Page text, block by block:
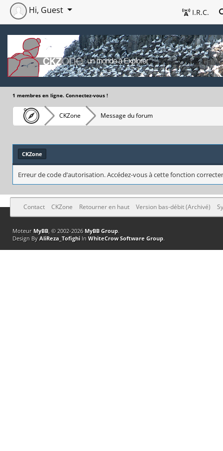
I.R.C.
Hi, Guest
1 membres en ligne. Connectez-vous !
CKZone Message du forum
CKZone
Erreur de code d’autorisation. Accédez-vous à cette fonction
Contact CKZone Retourner en haut Version bas-débit (Archivé)
Moteur MyBB, © 2002-2026 MyBB Group.
Design By AliReza_TofighiIn WhiteCrow Software Group.